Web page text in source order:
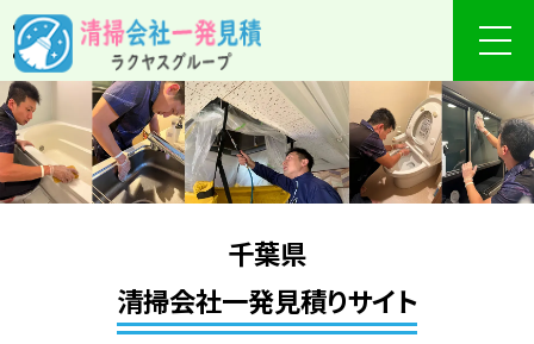
千葉県
清掃会社一発見積りサイト